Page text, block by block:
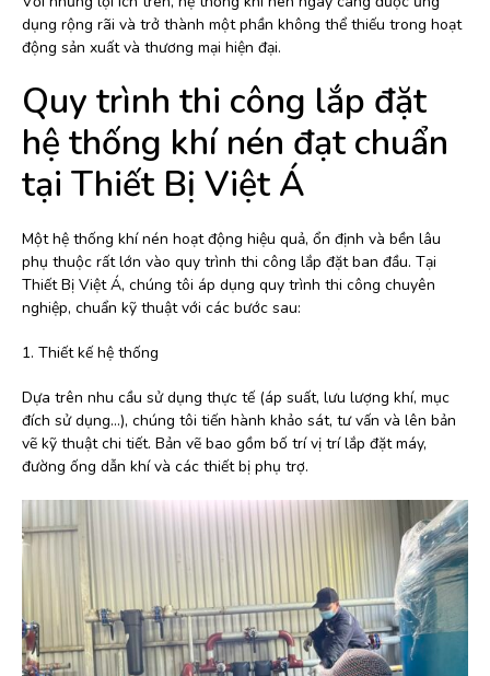
dụng rộng rãi và trở thành một phần không thể thiếu trong hoạt
động sản xuất và thương mại hiện đại.
Quy trình thi công lắp đặt
hệ thống khí nén đạt chuẩn
tại Thiết Bị Việt Á
Một hệ thống khí nén hoạt động hiệu quả, ổn định và bền lâu
phụ thuộc rất lớn vào quy trình thi công lắp đặt ban đầu. Tại
Thiết Bị Việt Á, chúng tôi áp dụng quy trình thi công chuyên
nghiệp, chuẩn kỹ thuật với các bước sau:
1. Thiết kế hệ thống
Dựa trên nhu cầu sử dụng thực tế (áp suất, lưu lượng khí, mục
đích sử dụng…), chúng tôi tiến hành khảo sát, tư vấn và lên bản
vẽ kỹ thuật chi tiết. Bản vẽ bao gồm bố trí vị trí lắp đặt máy,
đường ống dẫn khí và các thiết bị phụ trợ.